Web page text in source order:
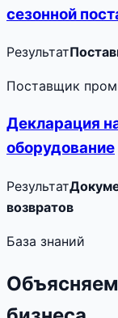
сезонной
Результат
Поставщик
Декларация
оборудование
Результат
возвратов
База знаний